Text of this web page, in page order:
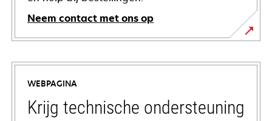
Neem contact met ons op
WEBPAGINA
Krijg technische ondersteuning